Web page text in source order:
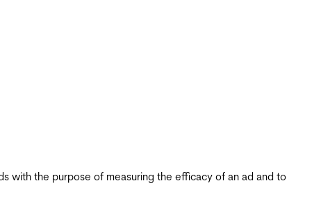
with the purpose of measuring the efficacy of an ad and to